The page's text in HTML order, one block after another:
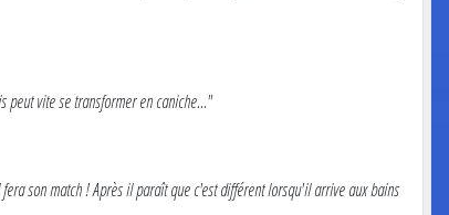
peut vite se transformer en caniche..."
son match ! Après il paraît que c'est différent lorsqu'il arrive aux bains